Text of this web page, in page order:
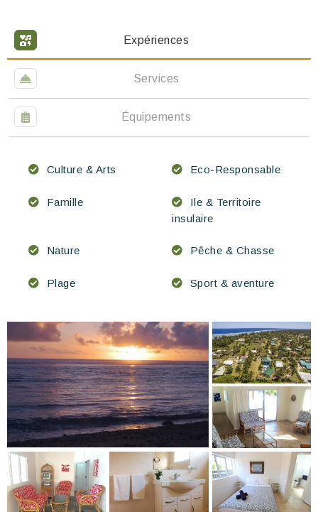
Expériences
Services
Équipements
Culture & Arts Eco-Responsable
Famille
Ile & Territoire
insulaire
Nature Pêche & Chasse
Plage Sport & aventure